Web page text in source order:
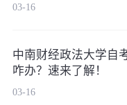
03-16
中南财经政法大学自
咋办？速来了解！
03-16